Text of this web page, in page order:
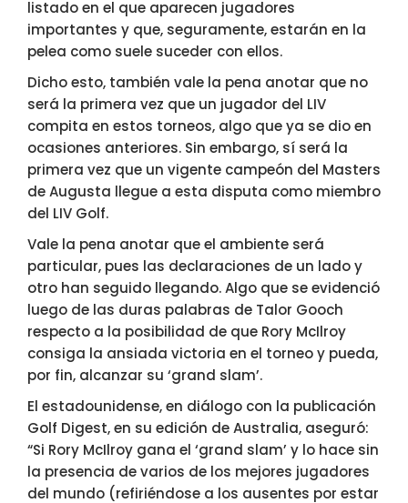
listado en el que aparecen jugadores
importantes y que, seguramente, estarán en la
pelea como suele suceder con ellos.
Dicho esto, también vale la pena anotar que no
será la primera vez que un jugador del LIV
compita en estos torneos, algo que ya se dio en
ocasiones anteriores. Sin embargo, sí será la
primera vez que un vigente campeón del Masters
de Augusta llegue a esta disputa como miembro
del LIV Golf.
Vale la pena anotar que el ambiente será
particular, pues las declaraciones de un lado y
otro han seguido llegando. Algo que se evidenció
luego de las duras palabras de Talor Gooch
respecto a la posibilidad de que Rory McIlroy
consiga la ansiada victoria en el torneo y pueda,
por fin, alcanzar su ‘grand slam’.
El estadounidense, en diálogo con la publicación
Golf Digest, en su edición de Australia, aseguró:
“Si Rory McIlroy gana el ‘grand slam’ y lo hace sin
la presencia de varios de los mejores jugadores
del mundo (refiriéndose a los ausentes por estar